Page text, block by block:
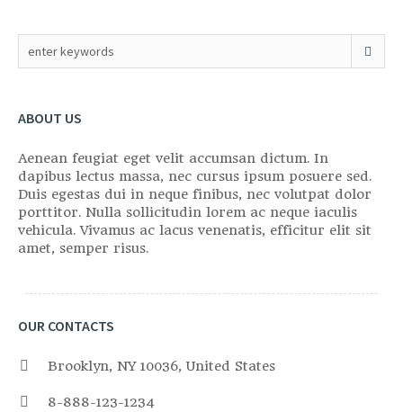
ABOUT US
Aenean feugiat eget velit accumsan dictum. In
dapibus lectus massa, nec cursus ipsum posuere sed.
Duis egestas dui in neque finibus, nec volutpat dolor
porttitor. Nulla sollicitudin lorem ac neque iaculis
vehicula. Vivamus ac lacus venenatis, efficitur elit sit
amet, semper risus.
OUR CONTACTS
Brooklyn, NY 10036, United States
8-888-123-1234